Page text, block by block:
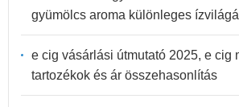
gyümölcs aroma különleges
e cig vásárlási útmutató 2025, e cig
tartozékok és ár összehasonlítás